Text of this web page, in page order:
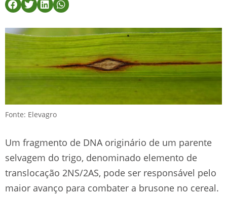
Fonte: Elevagro
Um fragmento de DNA originário de um parente
selvagem do trigo, denominado elemento de
translocação 2NS/2AS, pode ser responsável pelo
maior avanço para combater a brusone no cereal.